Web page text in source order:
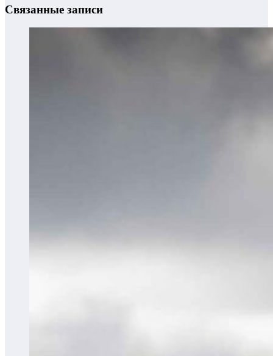
Связанные записи